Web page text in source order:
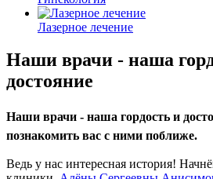
Лазерное лечение
Наши врачи - наша
достояние
Наши врачи - наша гордость и
познакомить вас с ними поближе.
Ведь у нас интересная история!